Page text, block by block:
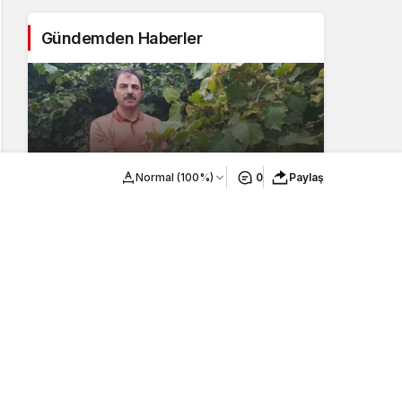
Normal (100%) 0 Paylaş
Gündemden Haberler
AKÇAABAT ZİRAAT ODASI
BAŞKANLIĞINDAN FINDIK